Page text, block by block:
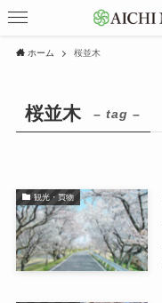
ホーム 桜並木
桜並木 – tag –
観光・買物